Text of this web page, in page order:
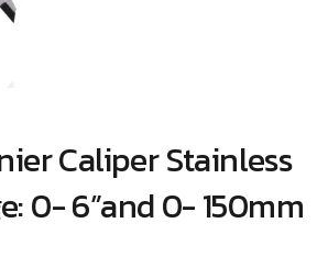
Caliper Stainless
0- 6”and 0- 150mm